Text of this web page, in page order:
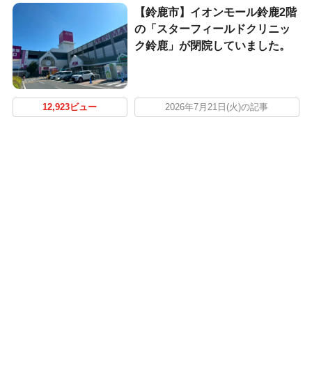
【鈴鹿市】イオンモール鈴鹿2階
の「スターフィールドクリニッ
ク鈴鹿」が閉院していました。
12,923ビュー 2026年7月21日(火)の記事